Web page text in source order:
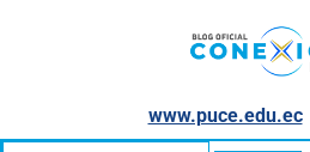
www.puce.edu.ec│